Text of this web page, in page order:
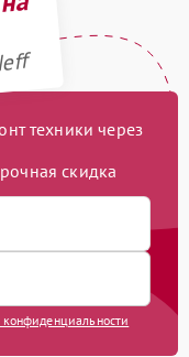
техники через
скидка